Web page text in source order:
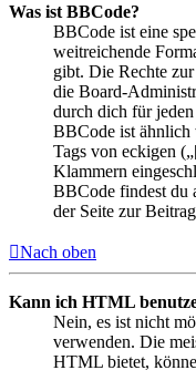
Was ist BBCode?
BBCode ist eine
weitreichende
gibt. Die Rechte
die Board-
durch dich für
BBCode ist
Tags von eckigen
Klammern
BBCode findest du
der Seite zur
Nach oben
Kann ich HTML
Nein, es ist nicht
verwenden. Die
HTML bietet,